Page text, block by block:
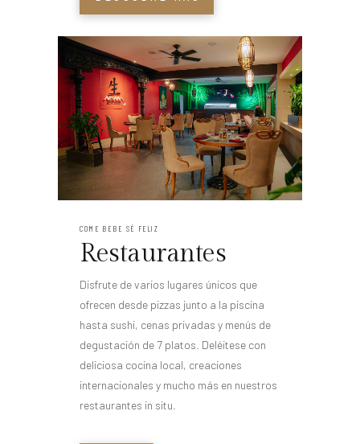
COME BEBE SÉ FELIZ
Restaurantes
Disfrute de varios lugares únicos que
ofrecen desde pizzas junto a la piscina
hasta sushi, cenas privadas y menús de
degustación de 7 platos. Deléitese con
deliciosa cocina local, creaciones
internacionales y mucho más en nuestros
restaurantes in situ.